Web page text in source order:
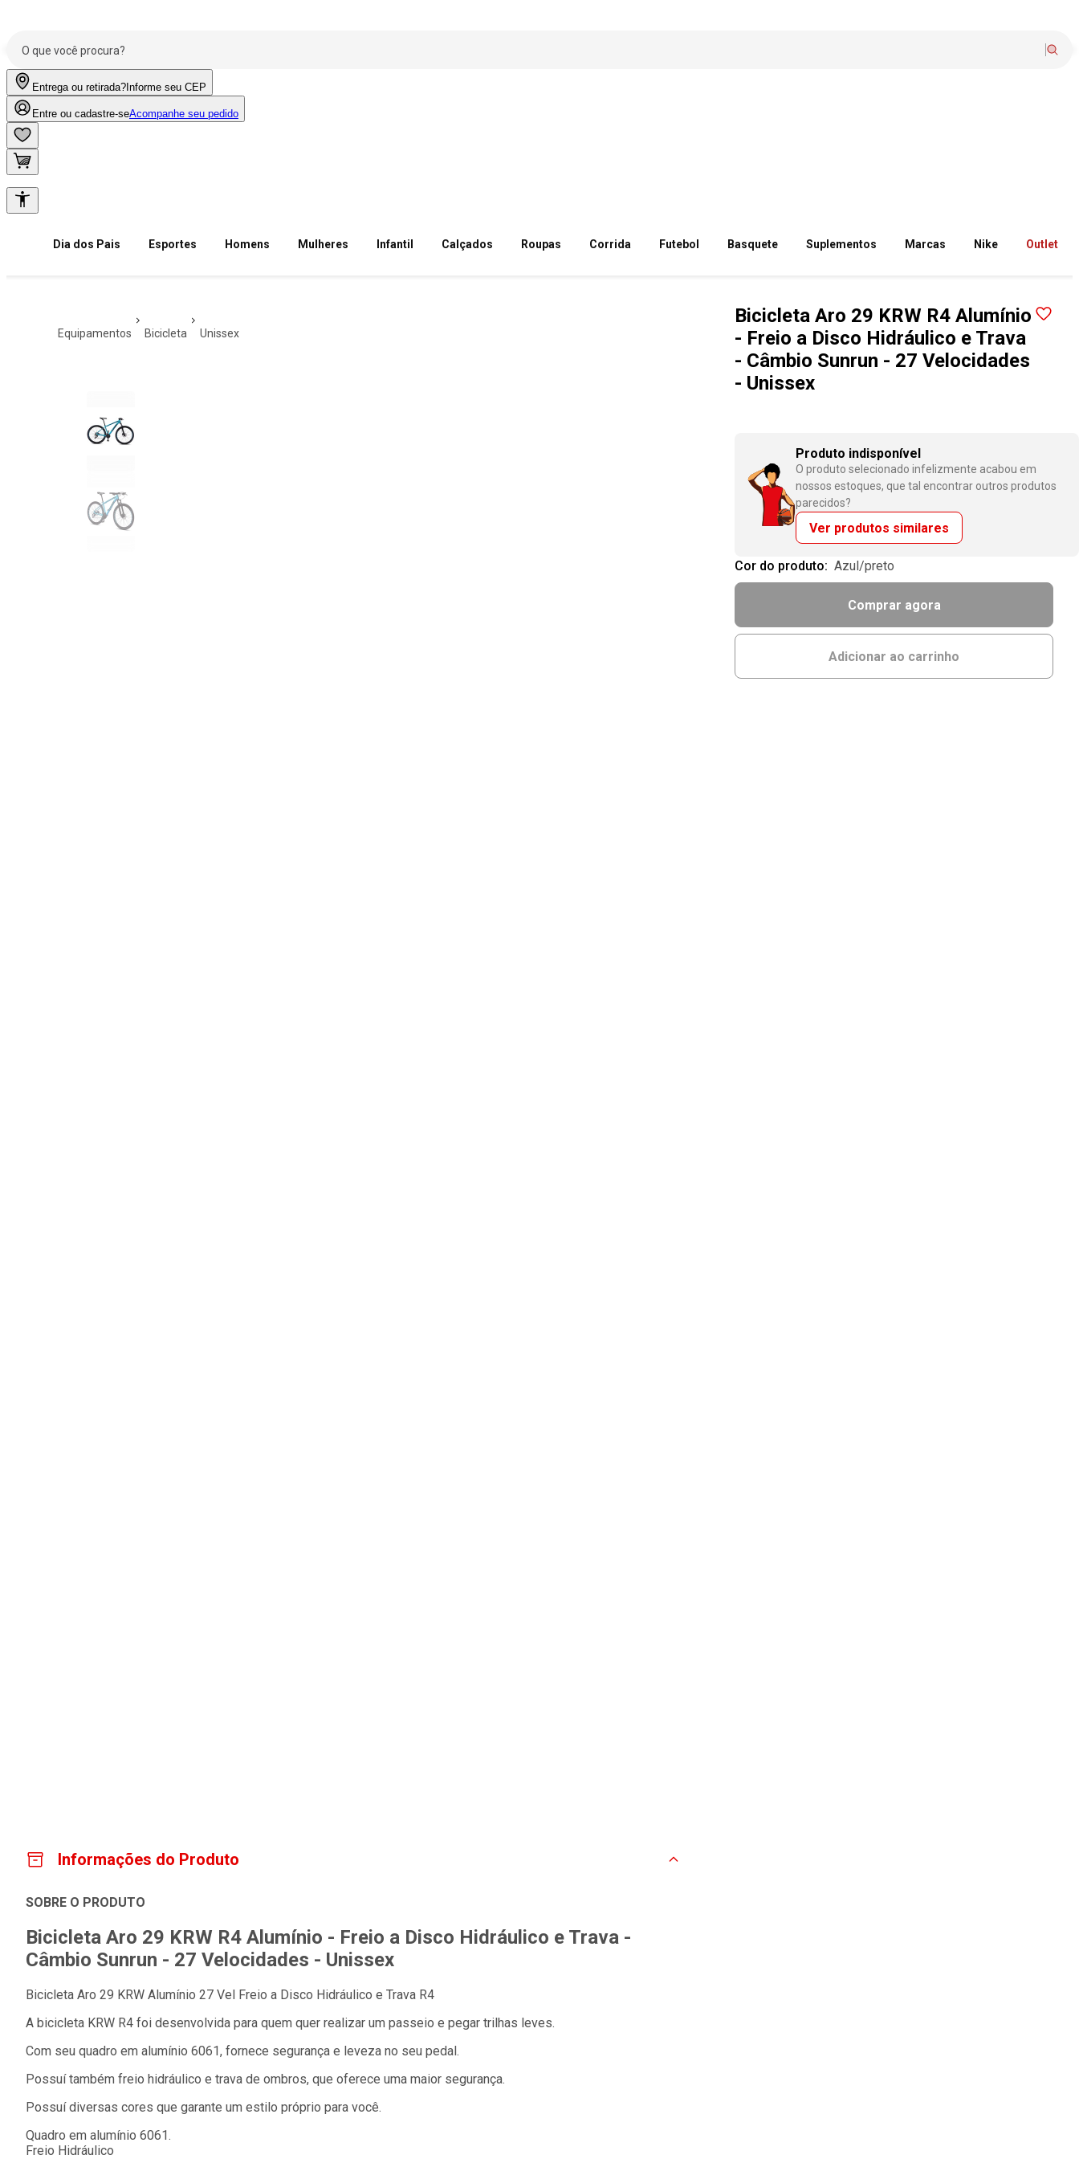
Entrega ou retirada? Informe seu CEP
Entre ou cadastre-seAcompanhe seu pedido
Dia dos Pais Esportes Homens Mulheres Infantil Calçados Roupas Corrida Futebol Basquete Suplementos Marcas Nike Outlet
equipamentos bicicleta unissex
Bicicleta Aro 29 KRW R4 Alumínio
- Freio a Disco Hidráulico e Trava
- Câmbio Sunrun - 27 Velocidades
- Unissex
Produto indisponível
O produto selecionado infelizmente acabou em
nossos estoques, que tal encontrar outros produtos
parecidos?
Ver produtos similares
Cor do produto: azul/preto
Comprar agora
Adicionar ao carrinho
Informações do Produto
SOBRE O PRODUTO
Bicicleta Aro 29 KRW R4 Alumínio - Freio a Disco Hidráulico e Trava -
Câmbio Sunrun - 27 Velocidades - Unissex
Bicicleta Aro 29 KRW Alumínio 27 Vel Freio a Disco Hidráulico e Trava R4
A bicicleta KRW R4 foi desenvolvida para quem quer realizar um passeio e pegar trilhas leves.
Com seu quadro em alumínio 6061, fornece segurança e leveza no seu pedal.
Possuí também freio hidráulico e trava de ombros, que oferece uma maior segurança.
Possuí diversas cores que garante um estilo próprio para você.
Quadro em alumínio 6061.
Freio Hidráulico